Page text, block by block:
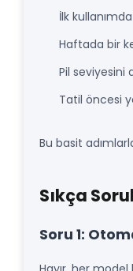
İlk
Haftada bir
Pil seviyesini
Tatil öncesi
Bu basit
Sıkça
Soru 1: